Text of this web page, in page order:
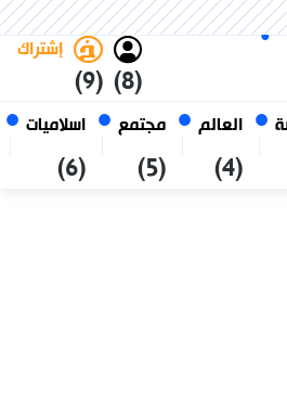
العالم
(4)
مجتمع
(5)
اسلاميات
(6)
(8)
إشتراك
(9)
الجزائر